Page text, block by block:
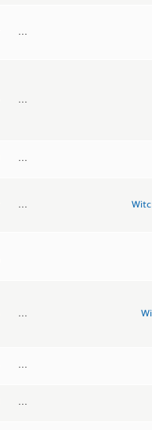
...
...
...
...
...
...
...